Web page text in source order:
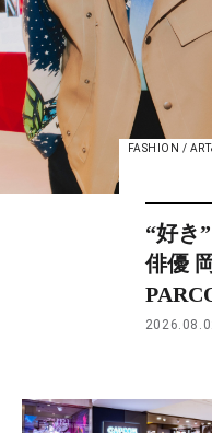
FASHION /
“好き
俳優